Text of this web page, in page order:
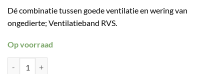
Dé combinatie tussen goede ventilatie en wering van
ongedierte; Ventilatieband RVS.
Op voorraad